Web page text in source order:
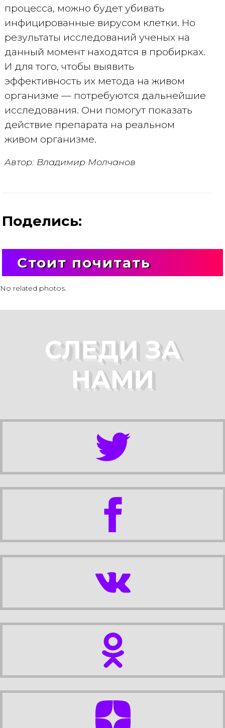
процесса, можно будет убивать
инфицированные вирусом клетки. Но
результаты исследований ученых на
данный момент находятся в пробирках.
И для того, чтобы выявить
эффективность их метода на живом
организме — потребуются дальнейшие
исследования. Они помогут показать
действие препарата на реальном
живом организме.
Автор: Владимир Молчанов
Поделись:
Стоит почитать
No related photos.
СЛЕДИ ЗА
НАМИ